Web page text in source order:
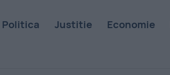
Politica Justitie Economie